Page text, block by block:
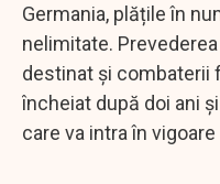
Germania, plățile în
nelimitate.
destinat și combaterii
încheiat după doi ani
care va intra în